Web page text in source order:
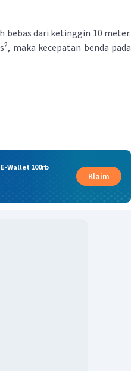
bebas dari ketinggin 10 meter.
2, maka kecepatan benda pada
Wallet 100rb
Klaim